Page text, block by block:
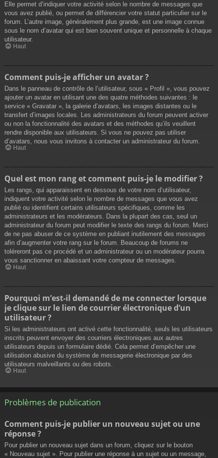
Elle permet d’indiquer votre activité selon le nombre de messages que
vous avez publié, ou permet de différencier votre statut particulier sur le
forum. L’autre image, généralement plus grande, est une image connue
sous le nom d’avatar qui est bien souvent unique et personnelle à chaque
utilisateur.
Haut
Comment puis-je afficher un avatar ?
Dans le panneau de contrôle de l’utilisateur, sous « Profil », vous pouvez
ajouter un avatar en utilisant une des quatre méthodes suivantes : le
service « Gravatar », la galerie d’avatars, les images distantes ou le
transfert d’images locales. Les administrateurs du forum peuvent activer
ou non la fonctionnalité des avatars et des méthodes qu’ils veuillent
rendre disponible aux utilisateurs. Si vous ne pouvez pas utiliser
d’avatars, nous vous invitons à contacter un administrateur du forum.
Haut
Quel est mon rang et comment puis-je le modifier ?
Les rangs, qui apparaissent en dessous de votre nom d’utilisateur,
indiquent votre activité selon le nombre de messages que vous avez
publié ou identifient certains utilisateurs spécifiques, comme les
administrateurs et les modérateurs. Dans la plupart des cas, seul un
administrateur du forum peut modifier le texte des rangs du forum. Merci
de ne pas abuser de ce système en publiant inutilement des messages
afin d’augmenter votre rang sur le forum. Beaucoup de forums ne
toléreront pas ce procédé et un administrateur ou un modérateur pourra
vous sanctionner en abaissant votre compteur de messages.
Haut
Pourquoi m’est-il demandé de me connecter lorsque
je clique sur le lien de courrier électronique d’un
utilisateur ?
Si les administrateurs ont activé cette fonctionnalité, seuls les utilisateurs
inscrits peuvent envoyer des courriers électroniques aux autres
utilisateurs depuis un formulaire dédié. Cela permet d’empêcher une
utilisation abusive du système de messagerie électronique par des
utilisateurs malveillants ou des robots.
Haut
Problèmes de publication
Comment puis-je publier un nouveau sujet ou une
réponse ?
Pour publier un nouveau sujet dans un forum, cliquez sur le bouton
« Nouveau sujet ». Pour publier une réponse à un sujet ou un message,